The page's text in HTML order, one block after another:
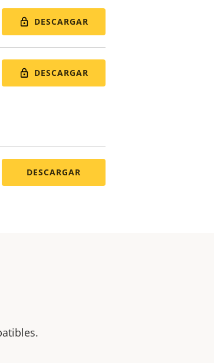
DESCARGAR
DESCARGAR
DESCARGAR